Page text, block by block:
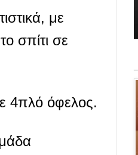
με
σπίτι σε
4πλό όφελος.